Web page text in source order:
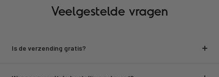
Veelgestelde vragen
Is de verzending gratis?